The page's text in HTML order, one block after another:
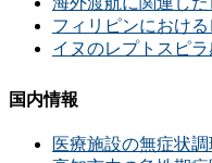
フィリピンにおけ
イヌのレプトスピラ
国内情報
医療施設の無症状